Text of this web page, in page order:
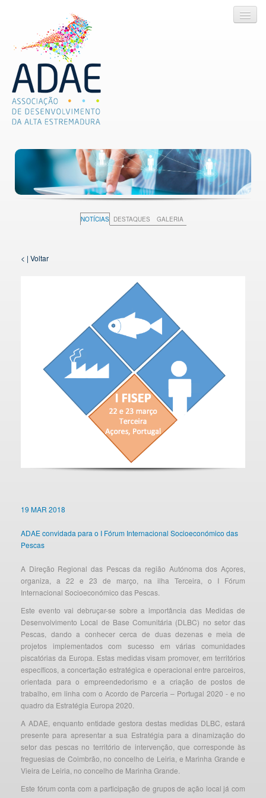
PROJETOS
LEGISLAÇÃO ÚTILNOTÍCIAS DESTAQUES GALERIA
< | Voltar
19 MAR 2018
ADAE convidada para o I Fórum Internacional Socioeconómico das
Pescas
A Direção Regional das Pescas da região Autónoma dos Açores,
organiza, a 22 e 23 de março, na ilha Terceira, o I Fórum
Internacional Socioeconómico das Pescas.
Este evento vai debruçar-se sobre a importância das Medidas de
Desenvolvimento Local de Base Comunitária (DLBC) no setor das
Pescas, dando a conhecer cerca de duas dezenas e meia de
projetos implementados com sucesso em várias comunidades
piscatórias da Europa. Estas medidas visam promover, em territórios
específicos, a concertação estratégica e operacional entre parceiros,
orientada para o empreendedorismo e a criação de postos de
trabalho, em linha com o Acordo de Parceria – Portugal 2020 - e no
quadro da Estratégia Europa 2020.
A ADAE, enquanto entidade gestora destas medidas DLBC, estará
presente para apresentar a sua Estratégia para a dinamização do
setor das pescas no território de intervenção, que corresponde às
freguesias de Coimbrão, no concelho de Leiria, e Marinha Grande e
Vieira de Leiria, no concelho de Marinha Grande.
Este fórum conta com a participação de grupos de ação local já com